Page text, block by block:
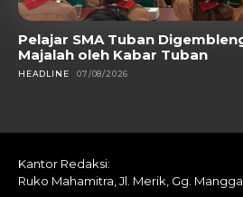
Pelajar SMA Tuban
Majalah oleh Kabar Tuban
HEADLINE 07/08/2026
Kantor Redaksi:
Ruko Mahamitra, Jl. Merik, Gg.